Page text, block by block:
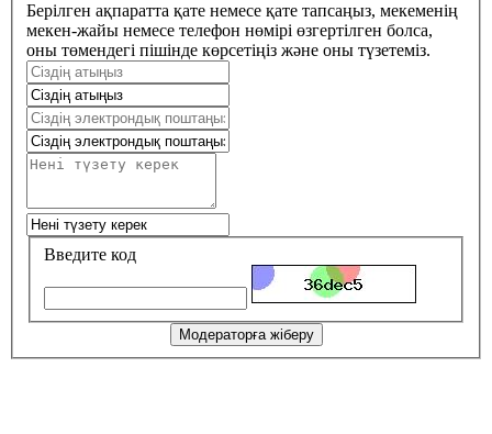
Берілген ақпаратта қате немесе қате тапсаңыз, мекеменің
мекен-жайы немесе телефон нөмірі өзгертілген болса,
оны төмендегі пішінде көрсетіңіз және оны түзетеміз.
Введите код
Модераторға жіберу